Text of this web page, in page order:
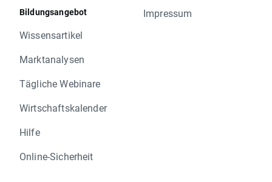
Bildungsangebot
Wissensartikel
Marktanalysen
Tägliche Webinare
Wirtschaftskalender
Hilfe
Online-Sicherheit
Impressum